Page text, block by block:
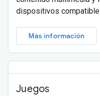
dispositivos
Más información
Juegos